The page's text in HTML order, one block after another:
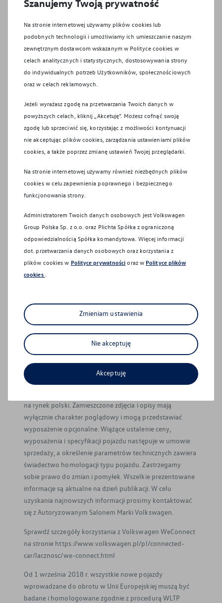
pod względem możliwości odzysku i recyklingu
europejskimi świadectwami homologacji wydanymi wg
dyrektywy 2005/64/WE. Volkswagen Group Polska sp. z
o.o. podlega obowiązkowi zapewnienia wszystkim
użytkownikom samochodów Volkswagen sieci odbioru
pojazdów po wycofaniu ich z eksploatacji, zgodnie z
wymaganiami ustawy z 20 stycznia 2005 r. o recyklingu
dotyczących ekologii znajdą Państwo na stronie Recykling
samochodów.
Systemy bezpieczeństwa działają wyłącznie w ramach ich
technologicznych granic i nadal niezbędne jest
Kierowca musi być w każdej chwili gotowy do przejęcia
kontroli nad pojazdem. Systemy wspomagające nie
zwalniają go z odpowiedzialności za zachowanie
szczególnej ostrożności.
Montaż akcesoriów w pojeździe może mieć wpływ na
poziom zużycia paliwa/energii, emisję CO2 lub zasięg oraz
może nastąpić najwcześniej po pierwszej rejestracji
pojazdu, wyłącznie na Państwa życzenie.
parametry techniczne, nie stanowią oferty w rozumieniu
Kodeksu cywilnego oraz nie są wiążące i mogą ulec
zmianie bez wcześniejszego powiadomienia.
Prezentowane informacje nie stanowią zapewnienia w
rozumieniu art. 556(1)§2 Kodeksu cywilnego. Volkswagen
zastrzega sobie możliwość wprowadzenia zmian w
prezentowanych wersjach. Przedstawione detale
na rynek polski. Zamieszczone zdjęcia i opisy mają
wyłącznie charakter poglądowy i mogą przedstawiać
wyposażenie opcjonalne. Wiążące ustalenie ceny,
wyposażenia i specyfikacji pojazdu następuje w umowie
sprzedaży, a określenie parametrów technicznych zawiera
świadectwo homologacji typu pojazdu. Zastrzegamy
sobie prawo do zmian i pomyłek. Wszelkie prezentowane
informacje są aktualne na dzień publikacji. W celu
uzyskania najnowszych informacji prosimy kontaktować
się z Autoryzowanym Salonem Marki Volkswagen.
Sprawdź szczegóły korzystania z Volkswagen WeConnect
na stronie https://www.volkswagen.pl/pl/connected-
car/lacznosc/we-connect.html
Od 1 września 2018 r. wszystkie nowe pojazdy
wprowadzane do obrotu w Unii Europejskiej muszą być
badane i homologowane zgodnie z procedurą WLTP
Szanujemy Twoją prywatność
Na stronie internetowej używamy plików cookies lub
podobnych technologii i umożliwiamy ich umieszczanie naszym
zewnętrznym dostawcom wskazanym w Polityce cookies w
celach analitycznych i statystycznych, dostosowywania strony
do indywidualnych potrzeb Użytkowników, społecznościowych
oraz w celach reklamowych.
Jeżeli wyrażasz zgodę na przetwarzania Twoich danych w
powyższych celach, kliknij „Akcetuję”. Możesz cofnąć swoją
zgodę lub sprzeciwić się, korzystając z możliwości kontynuacji
nie akceptując plików cookies, zarządzania ustawieniami plików
cookies, a także poprzez zmianę ustawień Twojej przeglądarki.
Na stronie internetowej używamy również niezbędnych plików
cookies w celu zapewnienia poprawnego i bezpiecznego
funkcjonowania strony.
Administratorem Twoich danych osobowych jest Volkswagen
Group Polska Sp. z o.o. oraz Plichta Spółka z ograniczoną
odpowiedzialnością Spółka komandytowa . Więcej informacji
dot. przetwarzania danych osobowych oraz korzystania z
plików cookies w Polityce prywatności oraz w Polityce plików
cookies
Zmieniam ustawienia
Nie akceptuję
Akceptuję